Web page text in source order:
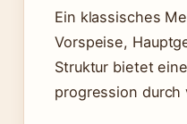
Ein klassisches
Vorspeise,
Struktur bietet
progression durch